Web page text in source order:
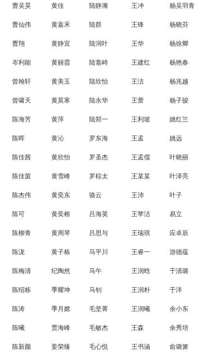
曹吴昊 黄佳 陆静漪 王冲 杨吴羽青
曹仙伟 黄嘉禾 陆群 王锋 杨晓芬
曹翔 黄静宜 陆润叶 王华 杨徐卿
岑利能 黄丽霞 陆翕峙 王建红 杨艳春
曾翰轩 黄美玉 陆欣怡 王洁 杨兆越
曾啸天 黄莫寒 陆永华 王蕾 杨子骏
陈海芳 黄萍 陆郑一 王利坡 姚红兰
陈晖 黄沁 罗东海 王孟 姚远
陈佳茜 黄欣怡 罗圣杰 王孟儒 叶晓丽
陈佳茵 黄雪峰 罗棕太 王某某 叶泽亮
陈杰伟 黄奕东 骆云 王沛 叶子
陈可 黄奕榕 吕海英 王苹洁 易立
陈柳青 黄周琴 吕思与 王瑞琪 应卓辰
陈泷 黄子栋 马平川 王睿一 游德蕴
陈梅清 纪陶然 马午 王润晗 于清璐
陈绍栋 季耀坤 马钊 王润朴 于洋
陈涛 季月嫦 毛坚菁 王润曦 余小东
陈曦 贾海峰 毛敏杰 王森 余秀培
陈新颜 姜荣臻 毛心悦 王书涵 俞璐箫